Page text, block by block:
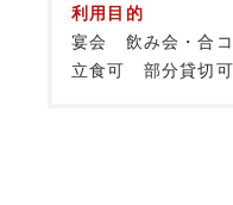
利用目的
宴会
飲み会・合
立食可
部分貸切可